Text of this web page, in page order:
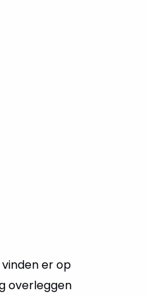
er op
overleggen